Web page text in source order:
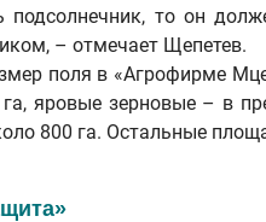
подсолнечник, то он
– отмечает Щепетев.
поля в «Агрофирме
яровые зерновые – в
800 га. Остальные